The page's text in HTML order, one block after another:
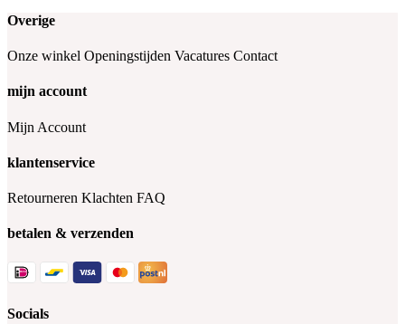
Overige
Onze winkel Openingstijden Vacatures Contact
mijn account
Mijn Account
klantenservice
Retourneren Klachten FAQ
betalen & verzenden
Socials